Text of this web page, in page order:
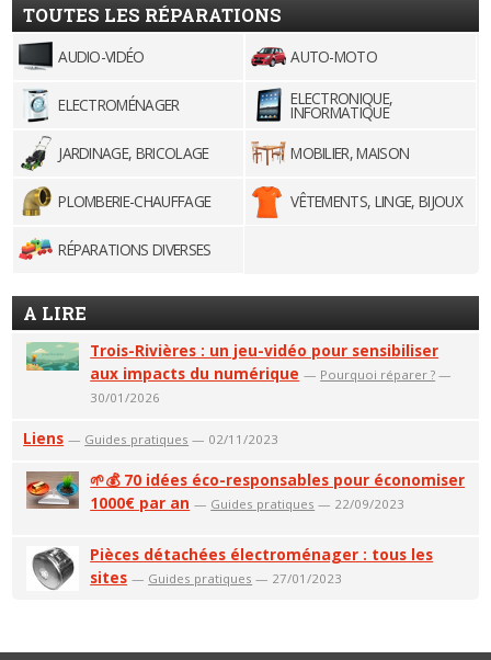
TOUTES LES RÉPARATIONS
AUDIO-VIDÉO AUTO-MOTO
ELECTROMÉNAGER ELECTRONIQUE,
INFORMATIQUE
JARDINAGE, BRICOLAGE
MOBILIER, MAISON
PLOMBERIE-CHAUFFAGE VÊTEMENTS, LINGE, BIJOUX
RÉPARATIONS DIVERSES
A LIRE
Trois-Rivières : un jeu-vidéo pour sensibiliser
aux impacts du numérique — Pourquoi réparer ? —
30/01/2026
Liens — Guides pratiques — 02/11/2023
🌱💰 70 idées éco-responsables pour économiser
1000€ par an — Guides pratiques — 22/09/2023
Pièces détachées électroménager : tous les
sites — Guides pratiques — 27/01/2023